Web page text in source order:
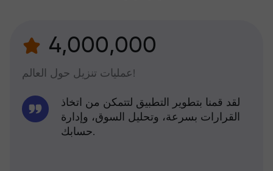
4,000,000
عمليات تنزيل حول العالم!
لقد قمنا بتطوير التطبيق لتتمكن من اتخاذ
القرارات بسرعة، وتحليل السوق، وإدارة
حسابك.